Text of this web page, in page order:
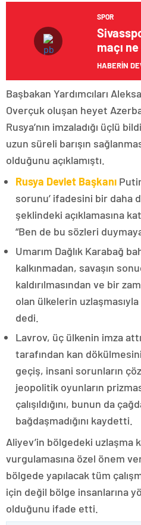
SPOR
maçı
hangi
HABERİN
Başbakan Yardımcıları
Overçuk oluşan heyet
Rusya’nın imzaladığı üçlü
uzun süreli barışın
olduğunu açıklamıştı.
Rusya Devlet Başkanı
sorunu’ ifadesini bir daha
şeklindeki açıklamasına
“Ben de bu sözleri
Umarım Dağlık Karabağ
kalkınmadan, savaşın
kaldırılmasından ve bir
olan ülkelerin
dedi.
Lavrov, üç ülkenin imza
tarafından kan
geçiş, insani sorunların
jeopolitik oyunların
çalışıldığını, bunun da
bağdaşmadığını kaydetti.
Aliyev’in bölgedeki uzlaşma
vurgulamasına özel önem
bölgede yapılacak tüm
için değil bölge insanlarına
olduğunu ifade etti.